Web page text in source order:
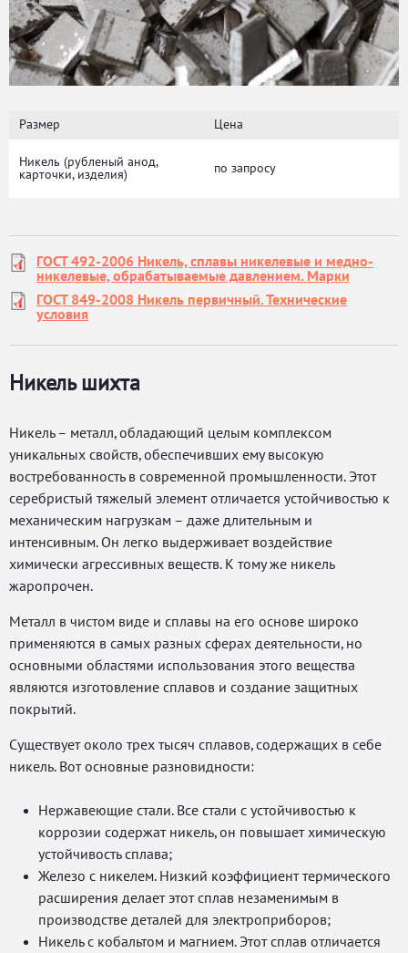
Размер Цена
Никель (рубленый анод,
карточки, изделия)
по запросу
ГОСТ 492-2006 Никель, сплавы никелевые и медно-
никелевые, обрабатываемые давлением. Марки
ГОСТ 849-2008 Никель первичный. Технические
условия
Никель шихта
Никель – металл, обладающий целым комплексом
уникальных свойств, обеспечивших ему высокую
востребованность в современной промышленности. Этот
серебристый тяжелый элемент отличается устойчивостью к
механическим нагрузкам – даже длительным и
интенсивным. Он легко выдерживает воздействие
химически агрессивных веществ. К тому же никель
жаропрочен.
Металл в чистом виде и сплавы на его основе широко
применяются в самых разных сферах деятельности, но
основными областями использования этого вещества
являются изготовление сплавов и создание защитных
покрытий.
Существует около трех тысяч сплавов, содержащих в себе
никель. Вот основные разновидности:
Нержавеющие стали. Все стали с устойчивостью к
коррозии содержат никель, он повышает химическую
устойчивость сплава;
Железо с никелем. Низкий коэффициент термического
расширения делает этот сплав незаменимым в
производстве деталей для электроприборов;
Никель с кобальтом и магнием. Этот сплав отличается